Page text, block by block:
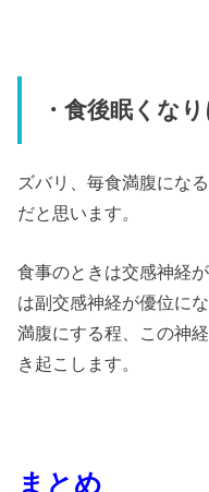
・食後眠くな
ズバリ、毎食満腹にな
だと思います。
食事のときは交感神経
は副交感神経が優位にな
満腹にする程、この神
き起こします。
まとめ